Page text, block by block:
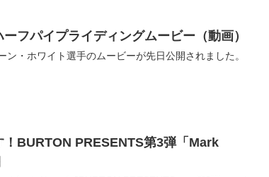
フパイプライディングムービー（動画）
・ホワイト選手のムービーが先日公開されました。
BURTON PRESENTS第3弾「Mark